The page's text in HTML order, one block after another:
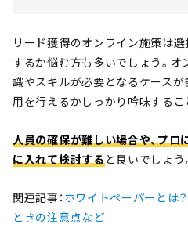
リード獲得のオンライン施策は
するか悩む方も多いでしょう。
識やスキルが必要となるケースが
用を行えるかしっかり吟味するこ
人員の確保が難しい場合や、プ
に入れて検討すると良いでしょう
関連記事：ホワイトペーパーとは
ときの注意点など